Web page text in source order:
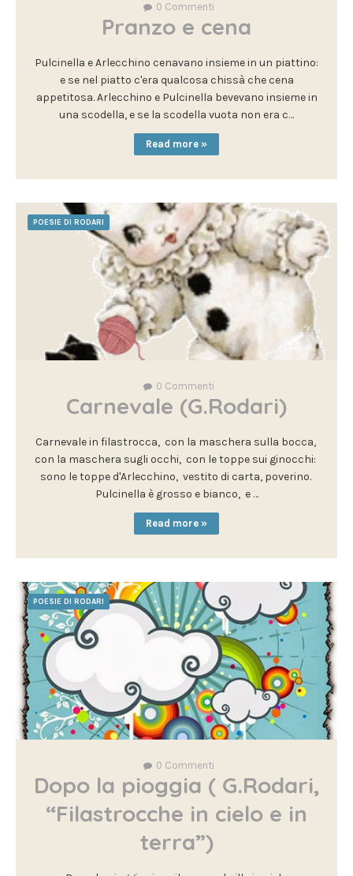
0 Commenti
Pranzo e cena
Pulcinella e Arlecchino cenavano insieme in un piattino:
e se nel piatto c'era qualcosa chissà che cena
appetitosa. Arlecchino e Pulcinella bevevano insieme in
una scodella, e se la scodella vuota non era c…
Read more »
POESIE DI RODARI
0 Commenti
Carnevale (G.Rodari)
Carnevale in filastrocca, con la maschera sulla bocca,
con la maschera sugli occhi, con le toppe sui ginocchi:
sono le toppe d'Arlecchino, vestito di carta, poverino.
Pulcinella è grosso e bianco, e …
Read more »
POESIE DI RODARI
0 Commenti
Dopo la pioggia ( G.Rodari,
“Filastrocche in cielo e in
terra”)